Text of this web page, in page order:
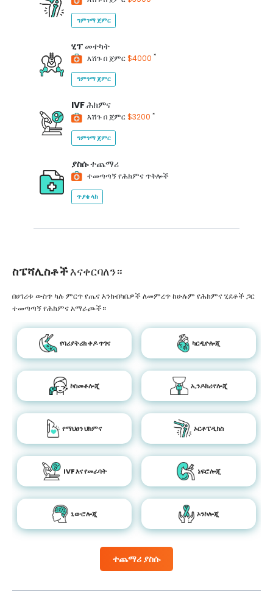
ግምገማ ጀምር
ሂፕመተካት
እሽጉ በ ጀምር$4000 *
ግምገማ ጀምር
IVFሕክምና
እሽጉ በ ጀምር$3200 *
ግምገማ ጀምር
ያስሱተጨማሪ
ተመጣጣኝ የሕክምና ጥቅሎች
ጥያቄ ላክ
ስፔሻሊስቶችእናቀርባለን።
ተጨማሪ ያስሱ
በሀገሪቱ ውስጥ ካሉ ምርጥ የጤና እንክብካቤዎች ለመምረጥ ከሁሉም የሕክምና ሂደቶች ጋር
ተመጣጣኝ የሕክምና አማራጮች።
የባሪያትሪክ ቀዶ ጥገና ካርዲዮሎጂ
ኮስመቶሎጂ ኢንዶክሪኖሎጂ
የማህፀን ህክምና ኦርቶፔዲክስ
IVF እና የመራባት ኔፍሮሎጂ
ኒውሮሎጂ ኦንኮሎጂ